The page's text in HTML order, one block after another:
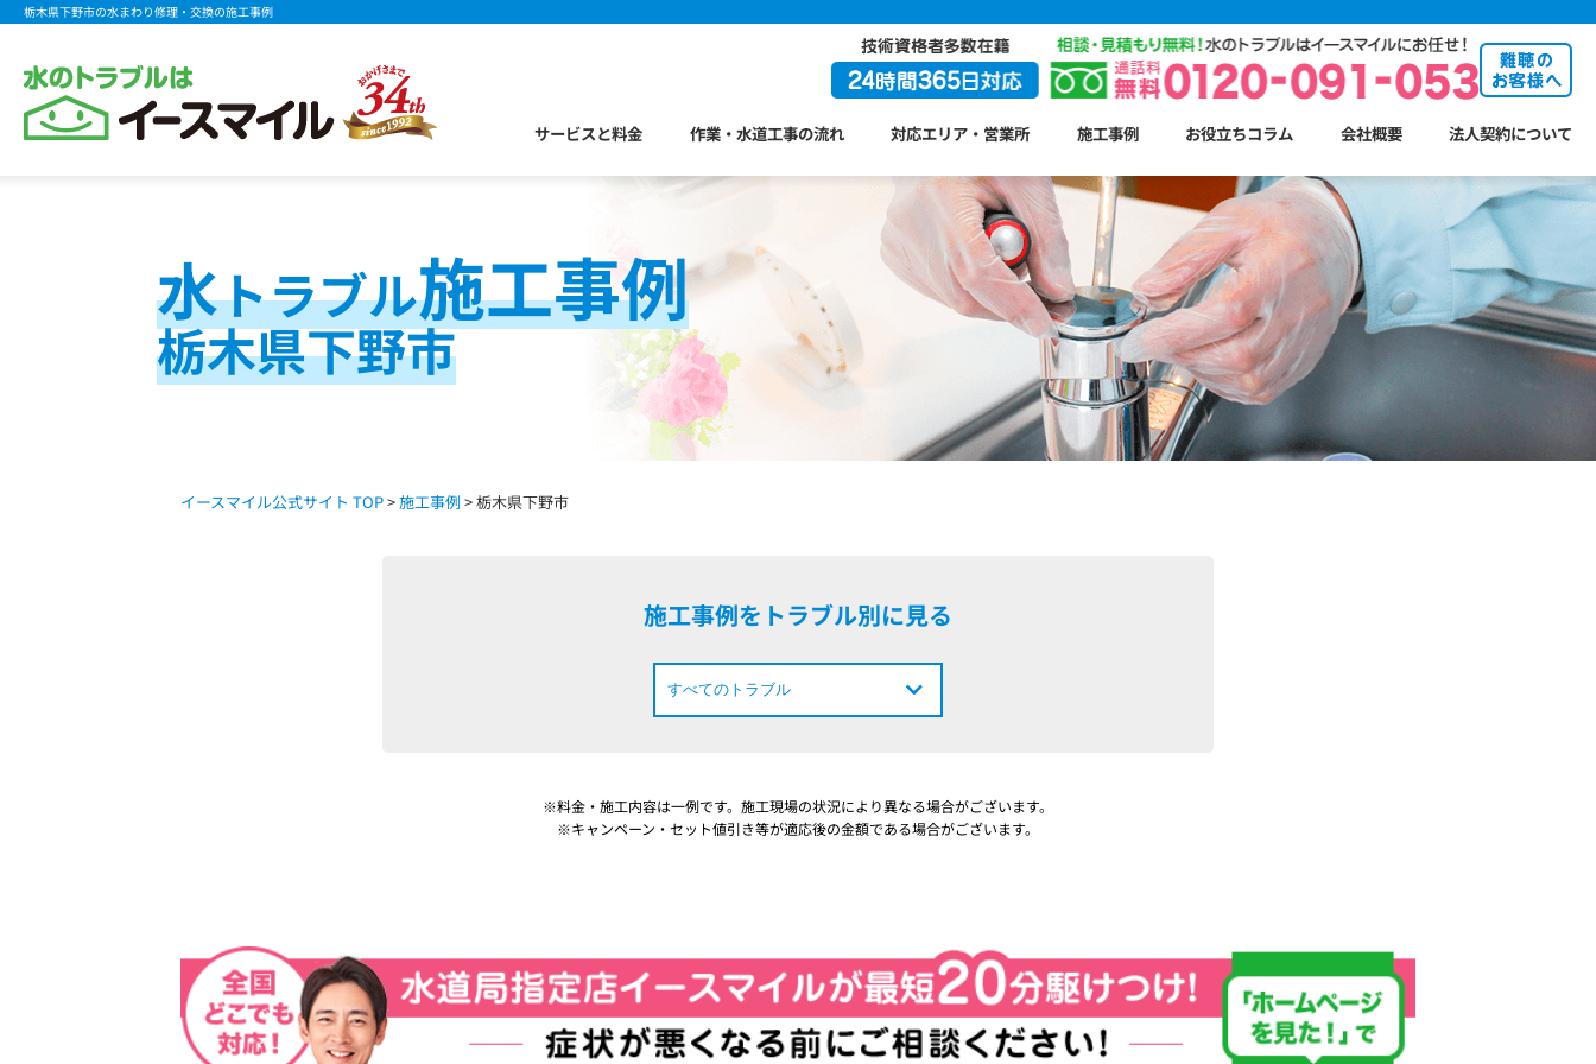
栃木県下野市の水まわり修理・交換の施工事例
サービスと料金 作業・水道工事の流れ 対応エリア・営業所 施工事例 お役立ちコラム 会社概要 法人契約について
水トラブル施工事例
栃木県下野市
イースマイル公式サイト TOP>施工事例 > 栃木県下野市
施工事例をトラブル別に見る
※料金・施工内容は一例です。施工現場の状況により異なる場合がございます。
※キャンペーン・セット値引き等が適応後の金額である場合がございます。